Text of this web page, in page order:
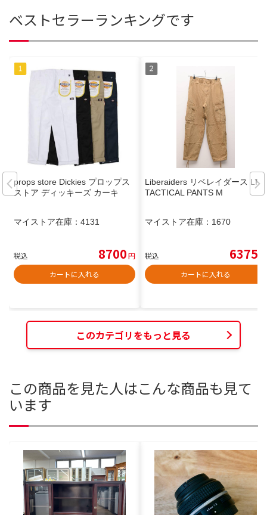
ベストセラーランキングです
props store Dickies プロップス
ストア ディッキーズ カーキ
マイストア在庫： 4131
税込 8700円
カートに入れる
Liberaiders リベレイダース LR
TACTICAL PANTS M
マイストア在庫： 1670
税込 6375
カートに入れる
このカテゴリをもっと見る
この商品を見た人はこんな商品も見て
います